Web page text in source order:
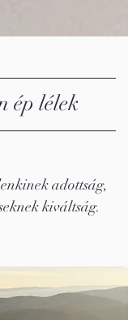
ép lélek
adottság,
kiváltság.